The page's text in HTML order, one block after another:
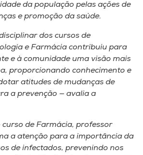
da população pelas ações de
e promoção da saúde.
dos cursos de
e Farmácia contribuiu para
e à comunidade uma visão mais
proporcionando conhecimento e
atitudes de mudanças de
a prevenção — avalia a
de Farmácia, professor
a atenção para a importância da
de infectados, prevenindo nos